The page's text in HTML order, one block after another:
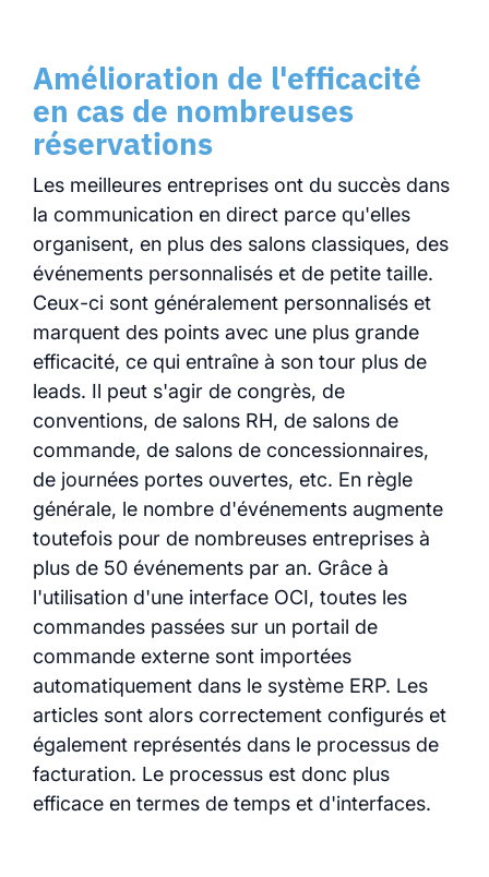
Amélioration de l'efficacité
en cas de nombreuses
réservations
Les meilleures entreprises ont du succès dans
la communication en direct parce qu'elles
organisent, en plus des salons classiques, des
événements personnalisés et de petite taille.
Ceux-ci sont généralement personnalisés et
marquent des points avec une plus grande
efficacité, ce qui entraîne à son tour plus de
leads. Il peut s'agir de congrès, de
conventions, de salons RH, de salons de
commande, de salons de concessionnaires,
de journées portes ouvertes, etc. En règle
générale, le nombre d'événements augmente
toutefois pour de nombreuses entreprises à
plus de 50 événements par an. Grâce à
l'utilisation d'une interface OCI, toutes les
commandes passées sur un portail de
commande externe sont importées
automatiquement dans le système ERP. Les
articles sont alors correctement configurés et
également représentés dans le processus de
facturation. Le processus est donc plus
efficace en termes de temps et d'interfaces.